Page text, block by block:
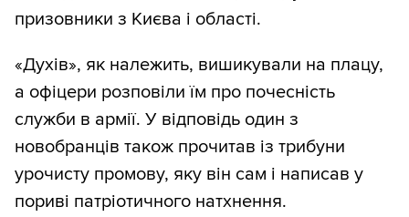
призовники з Києва і області.
«Духів», як належить, вишикували на плацу,
а офіцери розповіли їм про почесність
служби в армії. У відповідь один з
новобранців також прочитав із трибуни
урочисту промову, яку він сам і написав у
пориві патріотичного натхнення.